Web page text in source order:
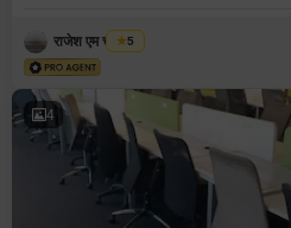
राजेश एम चौरसिया
5
4